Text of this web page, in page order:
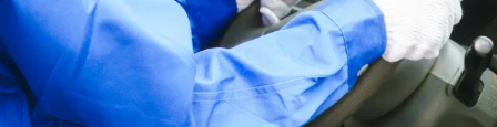
奈良県の市区町村を選ぶ
こだわり条件を追加する この条件で更に絞り込む
ドライバー
(22,201件）